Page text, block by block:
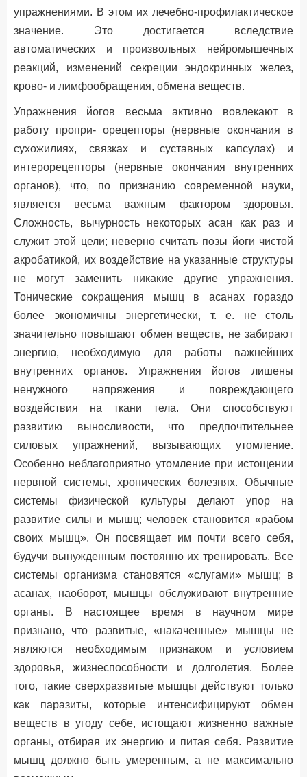
упражнениями. В этом их лечебно-профилактическое
значение. Это достигается вследствие
автоматических и произвольных нейромышечных
реакций, изменений секреции эндокринных желез,
крово- и лимфообращения, обмена веществ.
Упражнения йогов весьма активно вовлекают в
работу пропри- орецепторы (нервные окончания в
сухожилиях, связках и суставных капсулах) и
интерорецепторы (нервные окончания внутренних
органов), что, по признанию современной науки,
является весьма важным фактором здоровья.
Сложность, вычурность некоторых асан как раз и
служит этой цели; неверно считать позы йоги чистой
акробатикой, их воздействие на указанные структуры
не могут заменить никакие другие упражнения.
Тонические сокращения мышц в асанах гораздо
более экономичны энергетически, т. е. не столь
значительно повышают обмен веществ, не забирают
энергию, необходимую для работы важнейших
внутренних органов. Упражнения йогов лишены
ненужного напряжения и повреждающего
воздействия на ткани тела. Они способствуют
развитию выносливости, что предпочтительнее
силовых упражнений, вызывающих утомление.
Особенно неблагоприятно утомление при истощении
нервной системы, хронических болезнях. Обычные
системы физической культуры делают упор на
развитие силы и мышц; человек становится «рабом
своих мышц». Он посвящает им почти всего себя,
будучи вынужденным постоянно их тренировать. Все
системы организма становятся «слугами» мышц; в
асанах, наоборот, мышцы обслуживают внутренние
органы. В настоящее время в научном мире
признано, что развитые, «накаченные» мышцы не
являются необходимым признаком и условием
здоровья, жизнеспособности и долголетия. Более
того, такие сверхразвитые мышцы действуют только
как паразиты, которые интенсифицируют обмен
веществ в угоду себе, истощают жизненно важные
органы, отбирая их энергию и питая себя. Развитие
мышц должно быть умеренным, а не максимально